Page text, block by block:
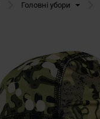
Головні убори